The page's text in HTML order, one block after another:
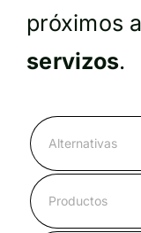
próximos
servizos.